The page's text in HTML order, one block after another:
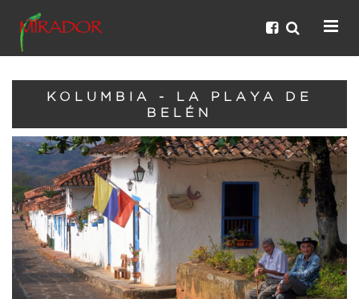
KOLUMBIA - LA PLAYA DE
BELÉN